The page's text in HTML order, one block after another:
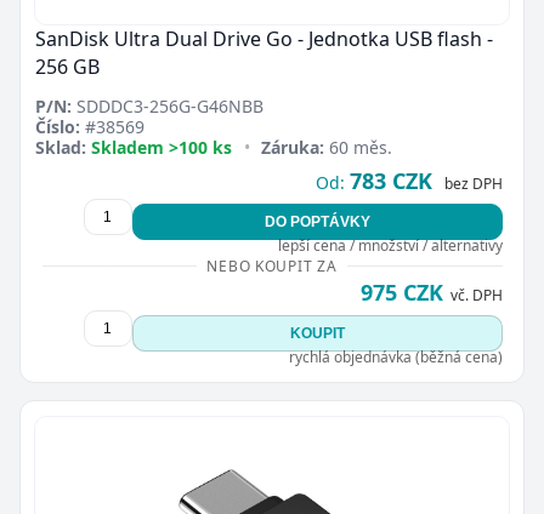
SanDisk Ultra Dual Drive Go - Jednotka USB flash -
256 GB
P/N: SDDDC3-256G-G46NBB
Číslo: #38569
Sklad: Skladem >100 ks • Záruka: 60 měs.
Od: 783 CZK bez DPH
DO POPTÁVKY
lepší cena / množství / alternativy
NEBO KOUPIT ZA
975 CZK vč. DPH
KOUPIT
rychlá objednávka (běžná cena)